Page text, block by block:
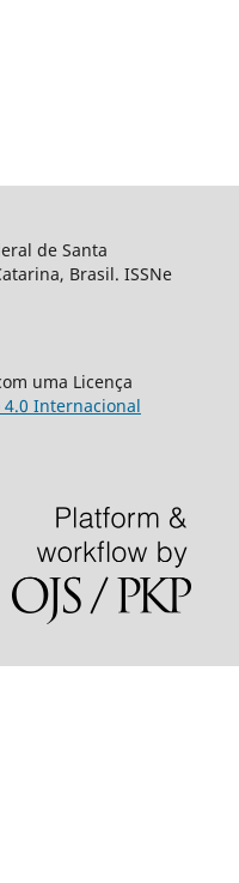
de Santa
Brasil. ISSNe
uma Licença
Internacional